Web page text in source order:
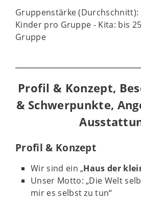
Gruppenstärke (Durchschnitt):
Kinder pro Gruppe - Kita: bis
Gruppe
Profil & Konzept,
& Schwerpunkte,
Profil & Konzept
Wir sind ein „Haus der
Unser Motto: „Die Welt
mir es selbst zu tun“